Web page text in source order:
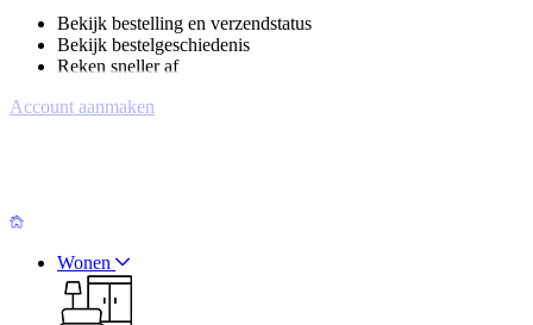
Bekijk bestelling en verzendstatus
Bekijk bestelgeschiedenis
Reken sneller af
Account aanmaken
Wonen